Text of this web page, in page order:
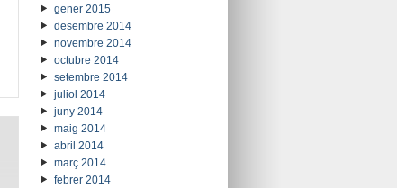
gener 2015
desembre 2014
novembre 2014
octubre 2014
setembre 2014
juliol 2014
juny 2014
maig 2014
abril 2014
març 2014
febrer 2014